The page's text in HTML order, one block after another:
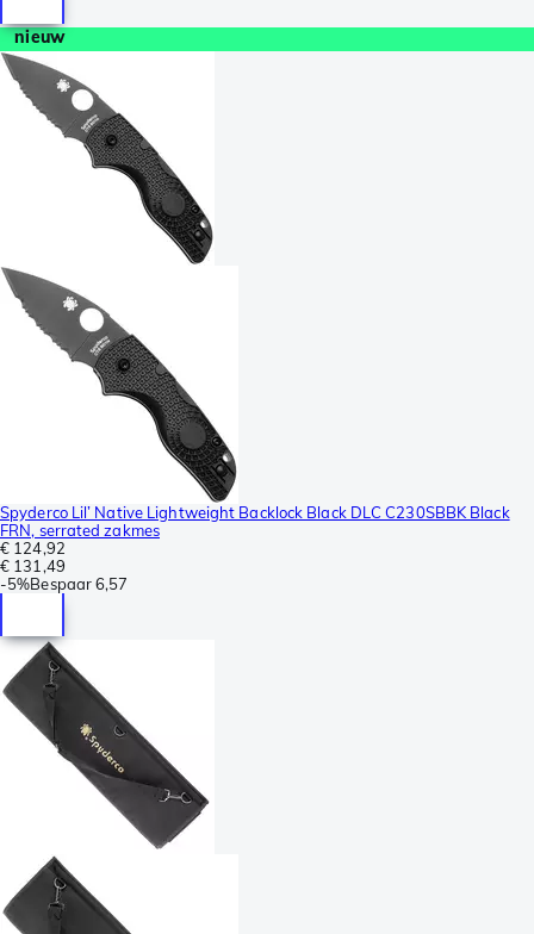
nieuw
Spyderco Lil’ Native Lightweight Backlock Black DLC C230SBBK Black
FRN, serrated zakmes
€ 124,92
€ 131,49
-5%Bespaar6,57